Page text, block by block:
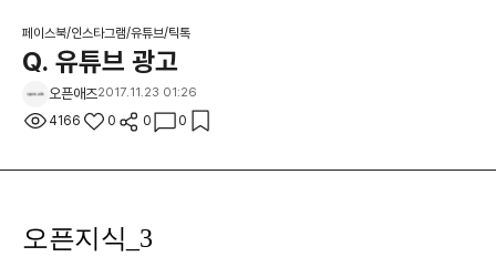
페이스북/인스타그램/유튜브/틱톡
Q. 유튜브 광고
오픈애즈2017.11.23 01:26
4166 0 0 0
오픈지식_3